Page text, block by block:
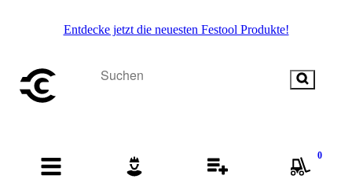
Entdecke jetzt die neuesten Festool Produkte!
0